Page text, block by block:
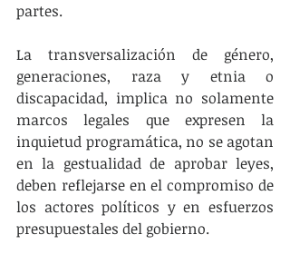
partes.
La transversalización de género,
generaciones, raza y etnia o
discapacidad, implica no solamente
marcos legales que expresen la
inquietud programática, no se agotan
en la gestualidad de aprobar leyes,
deben reflejarse en el compromiso de
los actores políticos y en esfuerzos
presupuestales del gobierno.